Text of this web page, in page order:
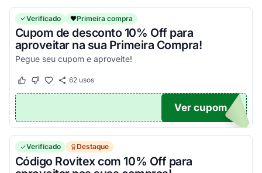
Verificado Primeira compra
Cupom de desconto 10% Off para
aproveitar na sua Primeira Compra!
Pegue seu cupom e aproveite!
Este cupom funcionou
Este cupom não funcionou
62usos
10
Ver cupom
Verificado Destaque
Código Rovitex com 10% Off para